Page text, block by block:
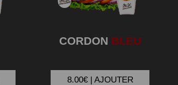
CORDON BLEU
8.00€ | AJOUTER